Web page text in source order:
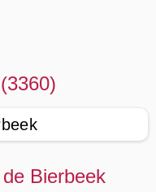
Bierbeek